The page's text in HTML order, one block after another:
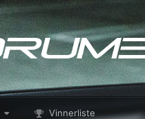
Vinnerliste